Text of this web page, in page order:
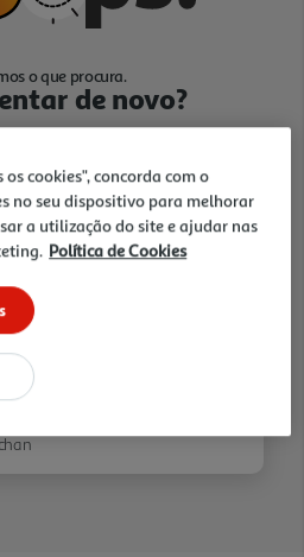
o que procura.
de novo?
Folhetos
cookies", concorda com o
no seu dispositivo para melhorar
a utilização do site e ajudar nas
Política de Cookies